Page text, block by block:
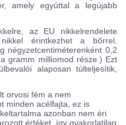
amely egyúttal a legújabb
az EU nikkelrendelete
érintkezhet a bőrrel.
négyzetcentiméterenként 0,2
gramm milliomod része.) Ezt
alaposan túlteljesítik,
orvosi fém a nem
minden acélfajta, ez is
azonban nem éri
értéket, így gyakorlatilag